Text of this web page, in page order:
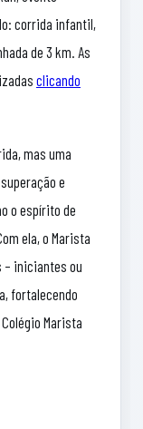
corrida infantil,
de 3 km. As
clicando
mas uma
e
o espírito de
ela, o Marista
– iniciantes ou
fortalecendo
Marista